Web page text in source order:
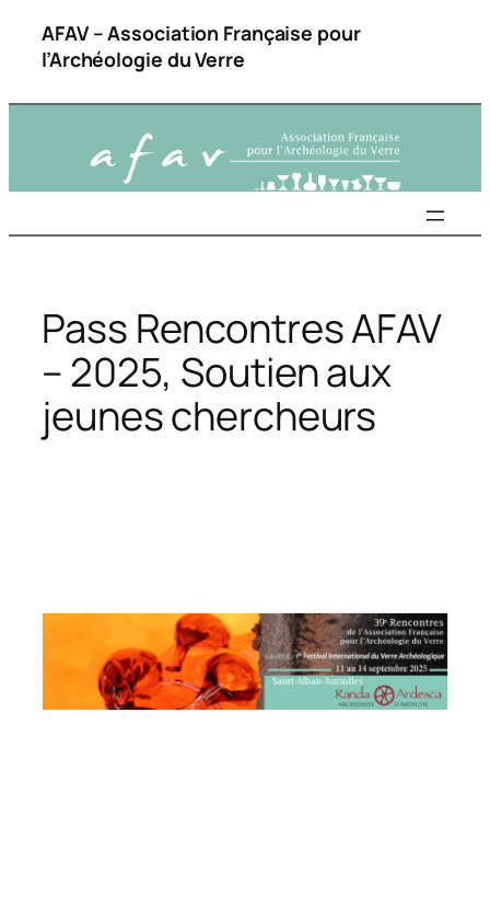
Aller
contenu
AFAV – Association Française pour
l’Archéologie du Verre
Pass Rencontres AFAV
– 2025, Soutien aux
jeunes chercheurs